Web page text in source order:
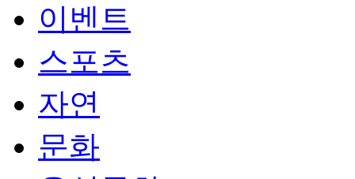
이벤트
스포츠
자연
문화